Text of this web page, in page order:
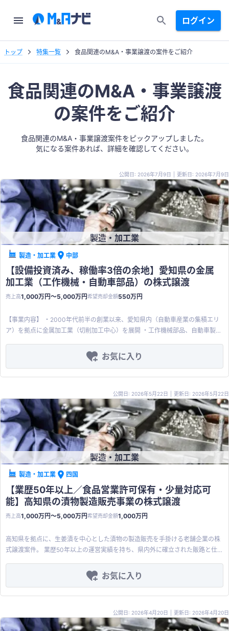
ログイン
トップ 特集一覧 食品関連のM&A・事業譲渡の案件をご紹介
食品関連のM&A・事業譲渡
の案件をご紹介
食品関連のM&A・事業譲渡案件をピックアップしました。
気になる案件あれば、詳細を確認してください。
公開日: 2026年7月9日 更新日: 2026年7月9日
製造・加工業
製造・加工業 中部
【設備投資済み、稼働率3倍の余地】愛知県の金属
加工業（工作機械・自動車部品）の株式譲渡
売上高1,000万円〜5,000万円希望売却金額550万円
【事業内容】 ・2000年代前半の創業以来、愛知県内（自動車産業の集積エリ
ア）を拠点に金属加工業（切削加工中心）を展開 ・工作機械部品、自動車製品
品加工を手掛ける ・特注品（一点もの）への対応を軸に、既存取引先からのオ
ーバーホールに伴う消耗部品の製作なども受託 【商品・サービスの特徴】 ・
機械メーカー系列の協力会社を中心に構成 ・元請けには業界大手の工作機械メ
ーカーが含まれ、間接的に安定した受注構造を形成 ・特注対応中心のため、単
発ではなく継続的なリピート受注につながりやすい取引関係 【案件の魅力】
・大型NC機械・フライス盤など複数の加工設備を保有済みで、現状稼働率に
は最大3倍程度の伸びしろあり（追加投資なしでの増産余地） ・営業人材が不
在のため、買収後に営業機能を強化すれば受注拡大の余地が大きい ・対応でき
る業者が限られる鋳物加工にも対応可能な技術基盤を保有 ・売り手は引継ぎ期
間には柔軟に対応可能な姿勢
お気に入り
公開日: 2026年5月22日 更新日: 2026年5月22日
製造・加工業
製造・加工業 四国
【業歴50年以上／食品営業許可保有・少量対応可
能】高知県の漬物製造販売事業の株式譲渡
売上高1,000万円〜5,000万円希望売却金額1,000万円
高知県を拠点に、生姜漬を中心とした漬物の製造販売を手掛ける老舗企業の株
式譲渡案件。 業歴50年以上の運営実績を持ち、県内外に確立された販路と仕
されており、安定した品質を提供できる。 取引先からの少量オーダー生産にも
対応可能であり、九州・近畿・四国の食品メーカー・卸との取引基盤を保有す
ハウ・取引口座・食品営業許可は新規獲得が極めて困難な無形資産であり、買
い手のバックオフィス共有・既存販路へのクロスセル・原材料の共同調達によ
お気に入り
公開日: 2026年4月20日 更新日: 2026年4月20日